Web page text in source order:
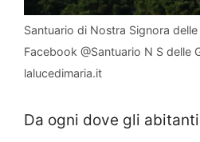
Santuario di Nostra Signora
Facebook @Santuario N S delle
lalucedimaria.it
Da ogni dove gli